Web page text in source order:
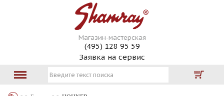
Магазин-мастерская
(495) 128 95 59
Заявка на сервис